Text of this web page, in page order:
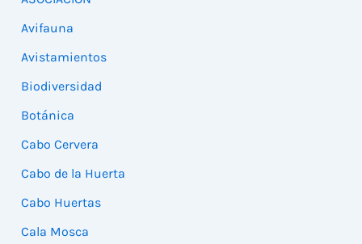
Avifauna
Avistamientos
Biodiversidad
Botánica
Cabo Cervera
Cabo de la Huerta
Cabo Huertas
Cala Mosca